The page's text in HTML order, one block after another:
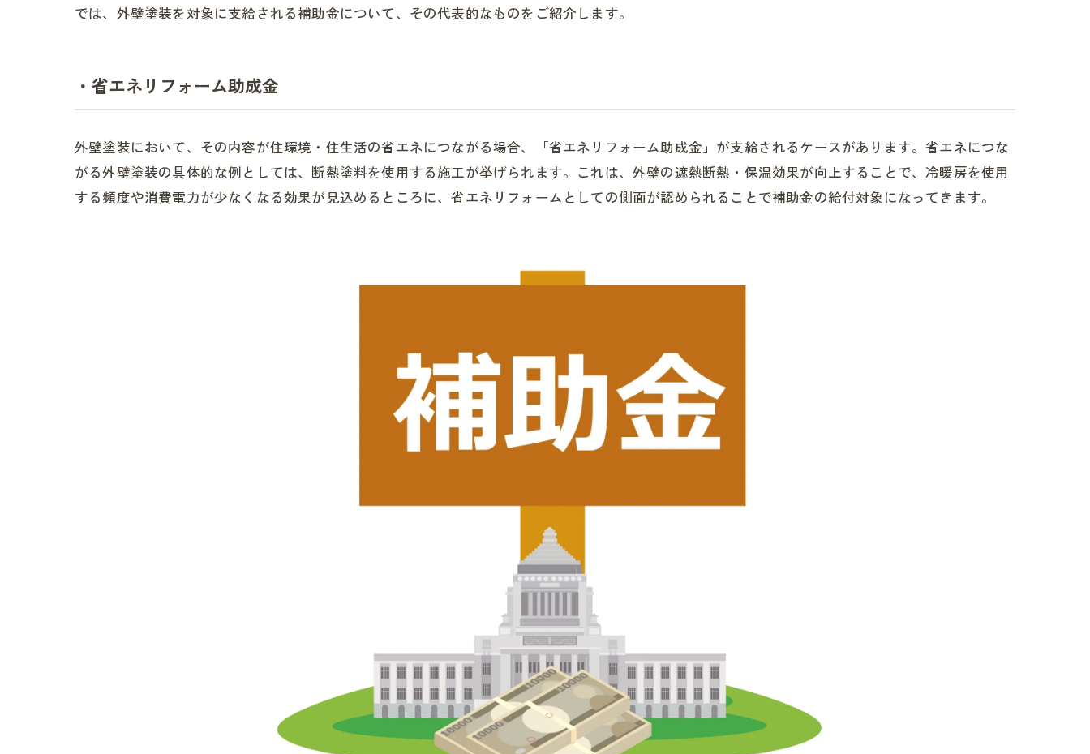
では、外壁塗装を対象に支給される補助金について、その代表的なものをご紹介します。
・省エネリフォーム助成金
外壁塗装において、その内容が住環境・住生活の省エネにつながる場合、「省エネリフォーム助成金」が支給されるケースがあります。省エネにつな
がる外壁塗装の具体的な例としては、断熱塗料を使用する施工が挙げられます。これは、外壁の遮熱断熱・保温効果が向上することで、冷暖房を使用
する頻度や消費電力が少なくなる効果が見込めるところに、省エネリフォームとしての側面が認められることで補助金の給付対象になってきます。